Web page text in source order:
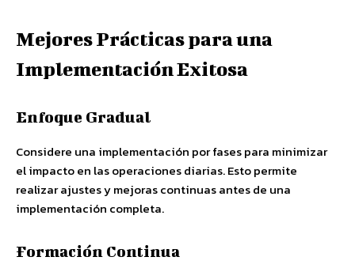
Mejores Prácticas para una
Implementación Exitosa
Enfoque Gradual
Considere una implementación por fases para minimizar
el impacto en las operaciones diarias. Esto permite
realizar ajustes y mejoras continuas antes de una
implementación completa.
Formación Continua